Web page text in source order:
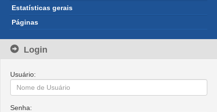
Estatísticas gerais
Páginas
Login
Usuário:
Senha: